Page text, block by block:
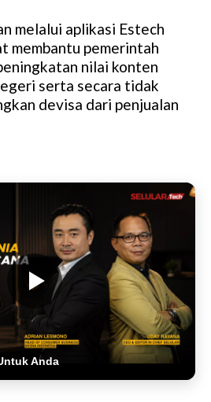
melalui aplikasi Estech
membantu pemerintah
nilai konten
serta secara tidak
devisa dari penjualan
Anda